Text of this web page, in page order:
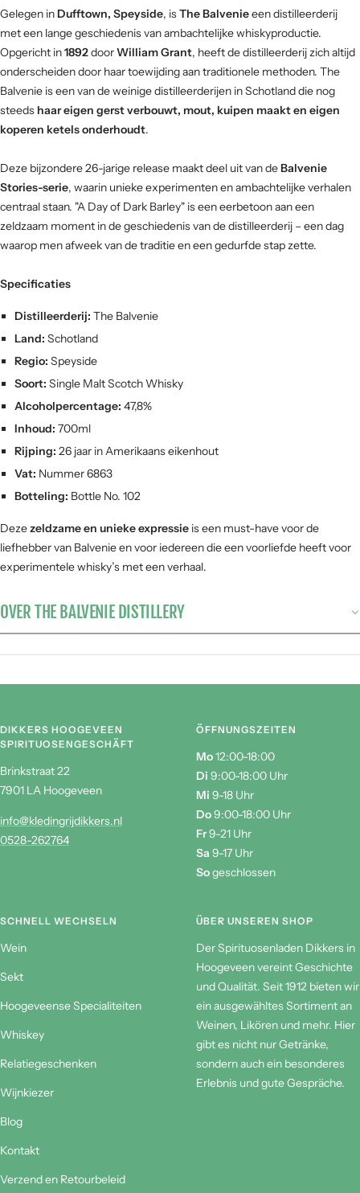
Gelegen inDufftown, Speyside, isThe Balvenieeen distilleerderij
met een lange geschiedenis van ambachtelijke whiskyproductie.
Opgericht in1892doorWilliam Grant, heeft de distilleerderij zich altijd
onderscheiden door haar toewijding aan traditionele methoden. The
Balvenie is een van de weinige distilleerderijen in Schotland die nog
steeds haar eigen gerst verbouwt, mout, kuipen maakt en eigen
koperen ketels onderhoudt.
Deze bijzondere 26-jarige release maakt deel uit van deBalvenie
Stories-serie, waarin unieke experimenten en ambachtelijke verhalen
centraal staan. "A Day of Dark Barley" is een eerbetoon aan een
zeldzaam moment in de geschiedenis van de distilleerderij – een dag
waarop men afweek van de traditie en een gedurfde stap zette.
Specificaties
Distilleerderij: The Balvenie
Land: Schotland
Regio: Speyside
Soort: Single Malt Scotch Whisky
Alcoholpercentage: 47,8%
Inhoud: 700ml
Rijping: 26 jaar in Amerikaans eikenhout
Vat: Nummer 6863
Botteling: Bottle No. 102
Dezezeldzame en unieke expressie is een must-have voor de
liefhebber van Balvenie en voor iedereen die een voorliefde heeft voor
experimentele whisky’s met een verhaal.
OVER THE BALVENIE DISTILLERY
DIKKERS HOOGEVEEN
SPIRITUOSENGESCHÄFT
Brinkstraat 22
7901 LA Hoogeveen
info@kledingrijdikkers.nl
0528-262764
ÖFFNUNGSZEITEN
Mo12:00-18:00
Di 9:00-18:00 Uhr
Mi 9-18 Uhr
Do9:00-18:00 Uhr
Fr9-21 Uhr
Sa 9-17 Uhr
Sogeschlossen
SCHNELL WECHSELN
Wein
Sekt
Hoogeveense Specialiteiten
Whiskey
Relatiegeschenken
Wijnkiezer
Blog
Kontakt
Verzend en Retourbeleid
ÜBER UNSEREN SHOP
Der Spirituosenladen Dikkers in
Hoogeveen vereint Geschichte
und Qualität. Seit 1912 bieten wir
ein ausgewähltes Sortiment an
Weinen, Likören und mehr. Hier
gibt es nicht nur Getränke,
sondern auch ein besonderes
Erlebnis und gute Gespräche.